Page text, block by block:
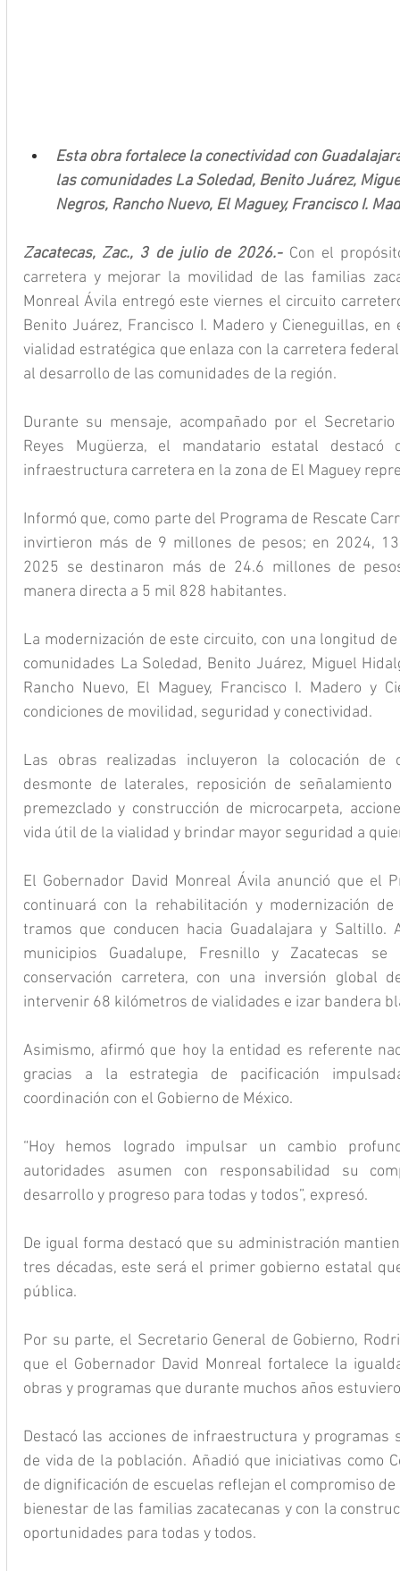
Esta obra fortalece la conectividad con
las comunidades La Soledad, Benito Juárez,
Negros, Rancho Nuevo, El Maguey, Francisco I.
Zacatecas, Zac., 3 de julio de 2026.- Con el
carretera y mejorar la movilidad de las familias
Monreal Ávila entregó este viernes el circuito
Benito Juárez, Francisco I. Madero y Cieneguillas,
vialidad estratégica que enlaza con la carretera
al desarrollo de las comunidades de la región.
Durante su mensaje, acompañado por el
Reyes Mugüerza, el mandatario estatal
infraestructura carretera en la zona de El Maguey
Informó que, como parte del Programa de Rescate
invirtieron más de 9 millones de pesos; en 2024,
2025 se destinaron más de 24.6 millones de
manera directa a 5 mil 828 habitantes.
La modernización de este circuito, con una longitud
comunidades La Soledad, Benito Juárez, Miguel
Rancho Nuevo, El Maguey, Francisco I. Madero y
condiciones de movilidad, seguridad y conectividad.
Las obras realizadas incluyeron la colocación de
desmonte de laterales, reposición de
premezclado y construcción de microcarpeta,
vida útil de la vialidad y brindar mayor seguridad a
El Gobernador David Monreal Ávila anunció que el
continuará con la rehabilitación y modernización
tramos que conducen hacia Guadalajara y Saltillo.
municipios Guadalupe, Fresnillo y Zacatecas
conservación carretera, con una inversión global
intervenir 68 kilómetros de vialidades e izar bandera
Asimismo, afirmó que hoy la entidad es referente
gracias a la estrategia de pacificación
coordinación con el Gobierno de México.
“Hoy hemos logrado impulsar un cambio
autoridades asumen con responsabilidad su
desarrollo y progreso para todas y todos”, expresó.
De igual forma destacó que su administración
tres décadas, este será el primer gobierno estatal
pública.
Por su parte, el Secretario General de Gobierno,
que el Gobernador David Monreal fortalece la
obras y programas que durante muchos años
Destacó las acciones de infraestructura y programas
de vida de la población. Añadió que iniciativas como
de dignificación de escuelas reflejan el compromiso
bienestar de las familias zacatecanas y con la
oportunidades para todas y todos.